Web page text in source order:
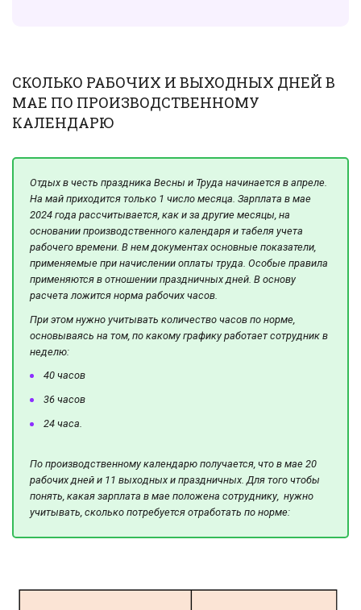
СКОЛЬКО РАБОЧИХ И ВЫХОДНЫХ ДНЕЙ В
МАЕ ПО ПРОИЗВОДСТВЕННОМУ
КАЛЕНДАРЮ
Отдых в честь праздника Весны и Труда начинается в апреле.
На май приходится только 1 число месяца. Зарплата в мае
2024 года рассчитывается, как и за другие месяцы, на
основании производственного календаря и табеля учета
рабочего времени. В нем документах основные показатели,
применяемые при начислении оплаты труда. Особые правила
применяются в отношении праздничных дней. В основу
расчета ложится норма рабочих часов.
При этом нужно учитывать количество часов по норме,
основываясь на том, по какому графику работает сотрудник в
неделю:
40 часов
36 часов
24 часа.
По производственному календарю получается, что в мае 20
рабочих дней и 11 выходных и праздничных. Для того чтобы
понять, какая зарплата в мае положена сотруднику, нужно
учитывать, сколько потребуется отработать по норме: